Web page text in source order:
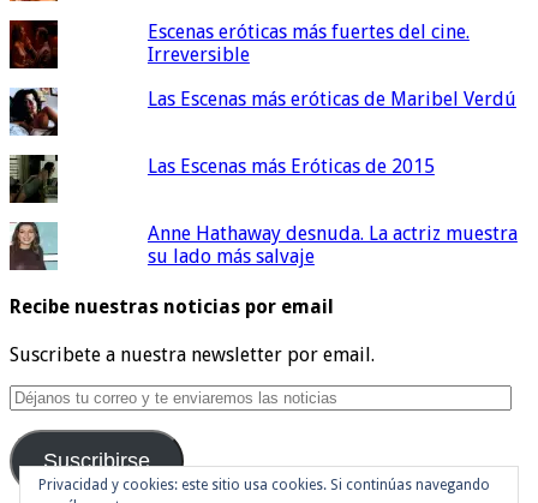
Escenas eróticas más fuertes del cine.
Irreversible
Las Escenas más eróticas de Maribel Verdú
Las Escenas más Eróticas de 2015
Anne Hathaway desnuda. La actriz muestra
su lado más salvaje
Recibe nuestras noticias por email
Suscribete a nuestra newsletter por email.
Déjanos
tu
correo
y
te
Suscribirse
Privacidad y cookies: este sitio usa cookies. Si continúas navegando